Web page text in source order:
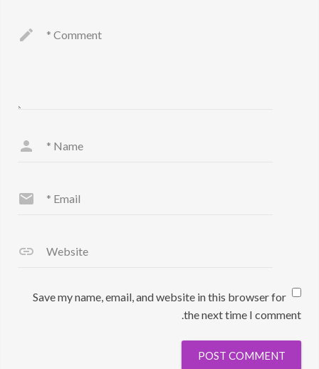
Comment
*
Name
*
Email
*
Website
Save my name, email, and website in this browser for
the next time I comment.